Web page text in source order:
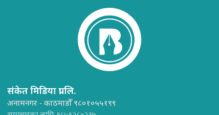
संकेत मिडिया प्रा.लि.
अनामनगर - काठमाडौँ ९८०१०५५१९९